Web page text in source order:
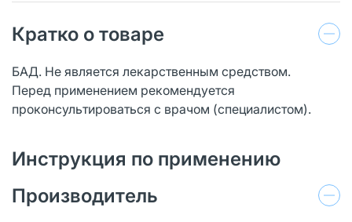
Кратко о товаре
БАД. Не является лекарственным средством.
Перед применением рекомендуется
проконсультироваться с врачом (специалистом).
Инструкция по применению
Производитель